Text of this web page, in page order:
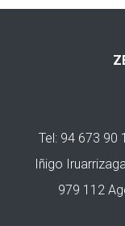
Tel: 94 673 90
Iñigo
979 112